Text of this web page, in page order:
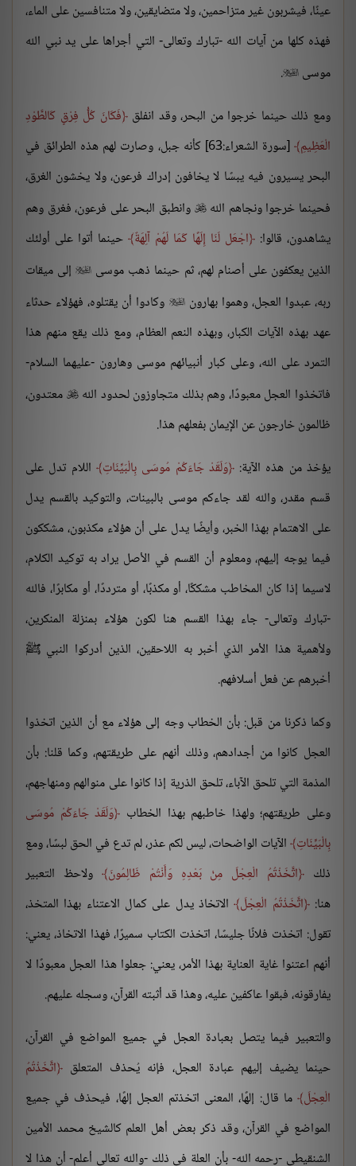
عينًا، فيشربون غير متزاحمين، ولا متضايقين، ولا متنافسين على الماء،
فهذه كلها من آيات الله -تبارك وتعالى- التي أجراها على يد نبي الله
موسى 
.
ومع ذلك حينما خرجوا من البحر، وقد انفلق فَكَانَ كُلُّ فِرْقٍ كَالطَّوْدِ
الْعَظِيمِ
[سورة الشعراء:63] كأنه جبل، وصارت لهم هذه الطرائق في
البحر يسيرون فيه يبسًا لا يخافون إدراك فرعون، ولا يخشون الغرق،
فحينما خرجوا ونجاهم الله وانطبق البحر على فرعون، فغرق وهم
يشاهدون، قالوا: اجْعَل لَنَا إِلَهًا كَمَا لَهُمْ آلِهَةٌ حينما أتوا على أولئك
الذين يعكفون على أصنام لهم، ثم حينما ذهب موسى إلى ميقات
ربه، عبدوا العجل، وهموا بهارون وكادوا أن يقتلوه، فهؤلاء حدثاء
عهد بهذه الآيات الكبار، وبهذه النعم العظام، ومع ذلك يقع منهم هذا
التمرد على الله، وعلى كبار أنبيائهم موسى وهارون -عليهما السلام-
فاتخذوا العجل معبودًا، وهم بذلك متجاوزون لحدود الله معتدون،
ظالمون خارجون عن الإيمان بفعلهم هذا.
يؤخذ من هذه الآية: وَلَقَدْ جَاءَكُمْ مُوسَى بِالْبَيِّنَاتِ اللام تدل على
قسم مقدر، والله لقد جاءكم موسى بالبينات، والتوكيد بالقسم يدل
على الاهتمام بهذا الخبر، وأيضًا يدل على أن هؤلاء مكذبون، مشككون
فيما يوجه إليهم، ومعلوم أن القسم في الأصل يراد به توكيد الكلام،
لاسيما إذا كان المخاطب مشككًا، أو مكذبًا، أو مترددًا، أو مكابرًا، فالله
-تبارك وتعالى- جاء بهذا القسم هنا لكون هؤلاء بمنزلة المنكرين،
ولأهمية هذا الأمر الذي أخبر به اللاحقين، الذين أدركوا النبي ﷺ
أخبرهم عن فعل أسلافهم.
وكما ذكرنا من قبل: بأن الخطاب وجه إلى هؤلاء مع أن الذين اتخذوا
العجل كانوا من أجدادهم، وذلك أنهم على طريقتهم، وكما قلنا: بأن
المذمة التي تلحق الآباء، تلحق الذرية إذا كانوا على منوالهم ومنهاجهم،
وعلى طريقتهم؛ ولهذا خاطبهم بهذا الخطاب
وَلَقَدْ جَاءَكُمْ مُوسَى
بِالْبَيِّنَاتِ الآيات الواضحات، ليس لكم عذر، لم تدع في الحق لبسًا، ومع
ذلك
اتَّخَذْتُمُ الْعِجْلَ مِنْ بَعْدِهِ وَأَنْتُمْ ظَالِمُونَ
ولاحظ التعبير
هنا: اتَّخَذْتُمُ الْعِجْلَ الاتخاذ يدل على كمال الاعتناء بهذا المتخذ،
تقول: اتخذت فلانًا جليسًا، اتخذت الكتاب سميرًا، فهذا الاتخاذ، يعني:
أنهم اعتنوا غاية العناية بهذا الأمر، يعني: جعلوا هذا العجل معبودًا لا
يفارقونه، فبقوا عاكفين عليه، وهذا قد أثبته القرآن، وسجله عليهم.
والتعبير فيما يتصل بعبادة العجل في جميع المواضع في القرآن،
حينما يضيف إليهم عبادة العجل، فإنه يُحذف المتعلق
اتَّخَذْتُمُ
الْعِجْلَ ما قال: إلهًا، المعنى اتخذتم العجل إلهًا، فيحذف في جميع
المواضع في القرآن، وقد ذكر بعض أهل العلم كالشيخ محمد الأمين
الشنقيطي -رحمه الله- بأن العلة في ذلك -والله تعالى أعلم- أن هذا لا